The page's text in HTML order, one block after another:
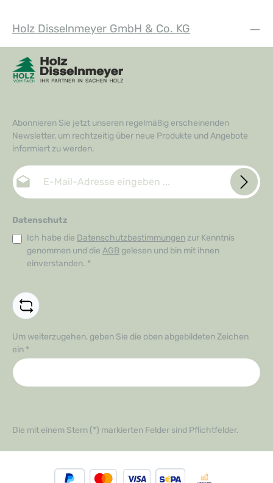
Holz Disselnmeyer GmbH & Co. KG
Abonnieren Sie jetzt unseren regelmäßig erscheinenden
Newsletter, um rechtzeitig über neue Produkte und Angebote
informiert zu werden.
E-Mail-Adresse*
Datenschutz
Ich habe die Datenschutzbestimmungen zur Kenntnis
genommen und die AGB gelesen und bin mit ihnen
einverstanden. *
Um weiterzugehen, geben Sie die oben abgebildeten Zeichen
ein *
Die mit einem Stern (*) markierten Felder sind Pflichtfelder.